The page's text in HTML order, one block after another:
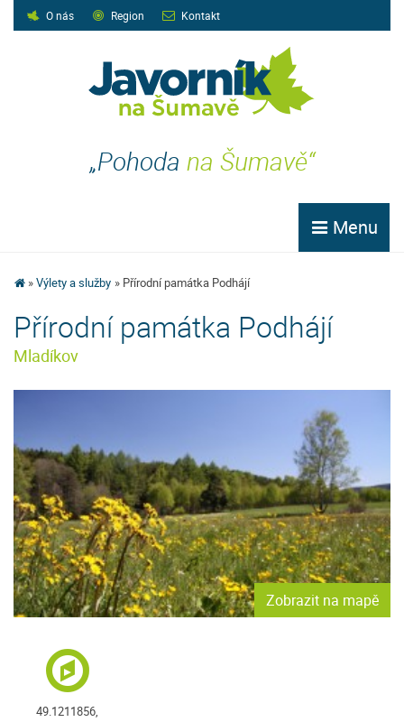
O nás Region Kontakt
„Pohoda na Šumavě“
Menu
Výlety a služby Přírodní památka Podhájí
Přírodní památka Podhájí
Mladíkov
Zobrazit na mapě
49.1211856,